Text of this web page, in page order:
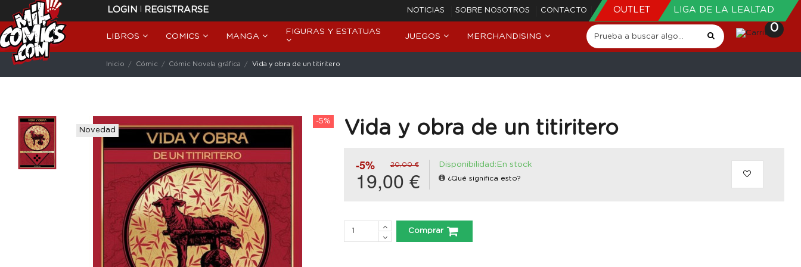
LOGIN | REGISTRARSE NOTICIAS SOBRE NOSOTROS CONTACTO OUTLET LIGA DE LA LEALTAD
LIBROS COMICS MANGA
FIGURAS Y ESTATUAS
JUEGOS MERCHANDISING
0
Inicio Cómic Cómic Novela gráfica Vida y obra de un titiritero
-5%
Novedad
Vida y obra de un titiritero
-5% 20,00 €
19,00 €
Disponibilidad:En stock
¿Qué significa esto?
Comprar